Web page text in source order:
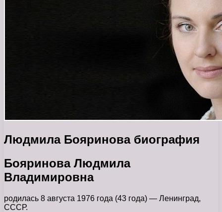
Людмила Бояринова биография
Бояринова Людмила
Владимировна
родилась 8 августа 1976 года (43 года) — Ленинград,
СССР.